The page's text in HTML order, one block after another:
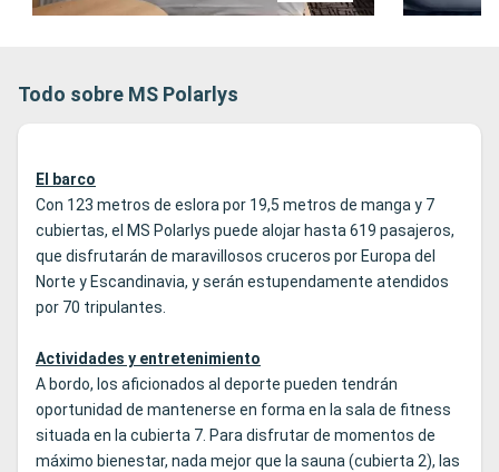
Todo sobre MS Polarlys
El barco
Con 123 metros de eslora por 19,5 metros de manga y 7
cubiertas, el MS Polarlys puede alojar hasta 619 pasajeros,
que disfrutarán de maravillosos cruceros por Europa del
Norte y Escandinavia, y serán estupendamente atendidos
por 70 tripulantes.
Actividades y entretenimiento
A bordo, los aficionados al deporte pueden tendrán
oportunidad de mantenerse en forma en la sala de fitness
situada en la cubierta 7. Para disfrutar de momentos de
máximo bienestar, nada mejor que la sauna (cubierta 2), las